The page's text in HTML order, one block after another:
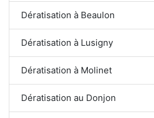
Dératisation à Beaulon
Dératisation à Lusigny
Dératisation à Molinet
Dératisation au Donjon